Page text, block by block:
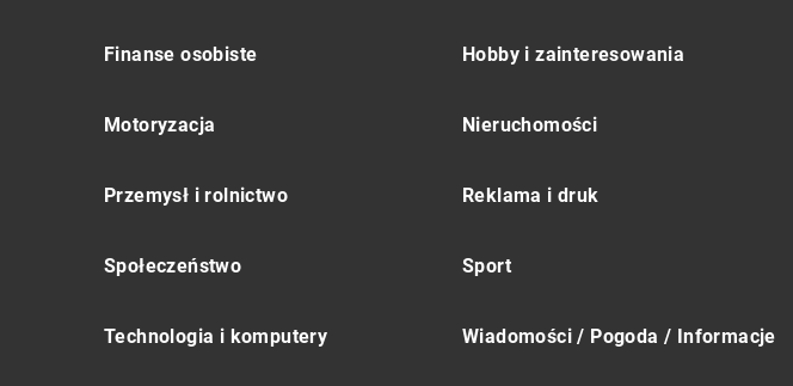
Finanse osobiste Hobby i zainteresowania
Motoryzacja Nieruchomości
Przemysł i rolnictwo Reklama i druk
Społeczeństwo Sport
Technologia i komputery Wiadomości / Pogoda / Informacje